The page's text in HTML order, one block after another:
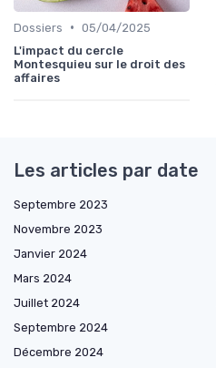
Dossiers • 05/04/2025
L'impact du cercle
Montesquieu sur le droit des
affaires
Les articles par date
Septembre 2023
Novembre 2023
Janvier 2024
Mars 2024
Juillet 2024
Septembre 2024
Décembre 2024